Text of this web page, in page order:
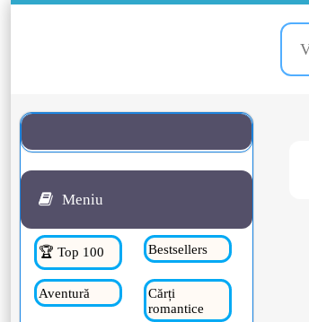
Meniu
🏆 Top 100 Bestsellers
Aventură
Cărți
romantice